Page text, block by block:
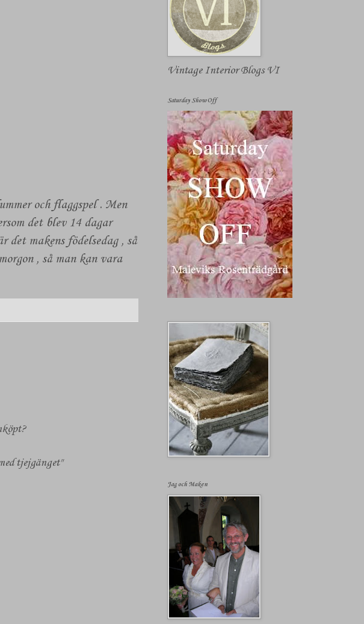
och flaggspel . Men
det blev 14 dagar
makens födelsedag , så
, så man kan vara
tjejgänget"
Vintage Interior Blogs VI
Saturday Show Off
Jag och Maken